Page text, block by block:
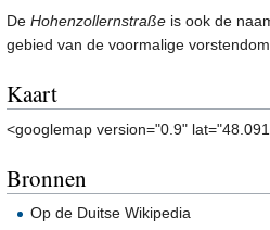
De Hohenzollernstraße is ook de
gebied van de voormalige
Kaart
<googlemap version="0.9"
Bronnen
Op de Duitse Wikipedia